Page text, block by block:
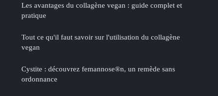
Les avantages du collagène vegan : guide complet et
pratique
Tout ce qu'il faut savoir sur l'utilisation du collagène
vegan
Cystite : découvrez femannose®n, un remède sans
ordonnance